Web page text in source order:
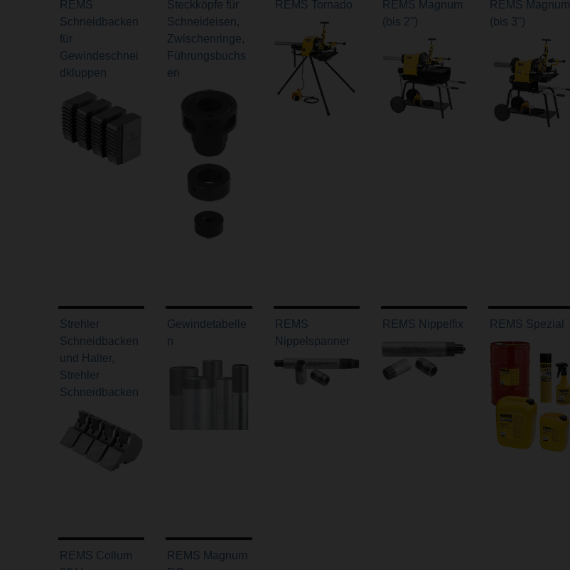
REMS
Schneidbacken
für
Gewindeschnei
dkluppen
Steckköpfe für
Schneideisen,
Zwischenringe,
Führungsbuchs
en
REMS Tornado
REMS Magnum
(bis 2")
REMS Magnum
(bis 3")
Strehler
Schneidbacken
und Halter,
Strehler
Schneidbacken
Gewindetabelle
n
REMS
Nippelspanner
REMS Nippelfix REMS Spezial
REMS Collum
REMS Magnum